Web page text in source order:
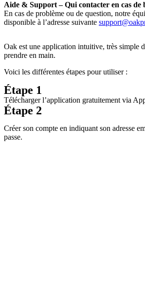
Aide & Support – Qui contacter en cas de
En cas de problème ou de question, notre
disponible à l’adresse suivante
Oak est une application intuitive, très simple
prendre en main.
Voici les différentes étapes pour utiliser :
Étape 1
Télécharger l’application gratuitement via
Étape 2
Créer son compte en indiquant son adresse
passe.